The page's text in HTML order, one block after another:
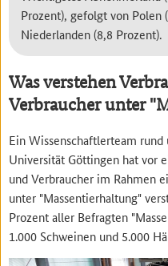
Prozent), gefolgt von Polen
Niederlanden (8,8 Prozent).
Was verstehen
Verbraucher unter
Ein Wissenschaftlerteam
Universität Göttingen hat vor
und Verbraucher im Rahmen
unter "Massentierhaltung"
Prozent aller Befragten
1.000 Schweinen und 5.000